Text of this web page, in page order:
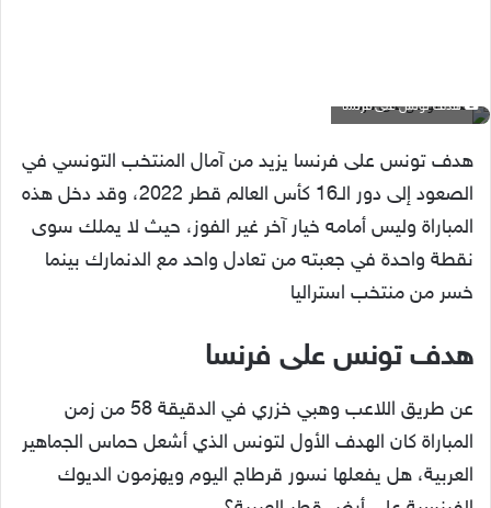
هدف تونس على فرنسا
هدف تونس على فرنسا يزيد من آمال المنتخب التونسي في
الصعود إلى دور الـ16 كأس العالم قطر 2022، وقد دخل هذه
المباراة وليس أمامه خيار آخر غير الفوز، حيث لا يملك سوى
نقطة واحدة في جعبته من تعادل واحد مع الدنمارك بينما
خسر من منتخب استراليا
هدف تونس على فرنسا
عن طريق اللاعب وهبي خزري في الدقيقة 58 من زمن
المباراة كان الهدف الأول لتونس الذي أشعل حماس الجماهير
العربية، هل يفعلها نسور قرطاج اليوم ويهزمون الديوك